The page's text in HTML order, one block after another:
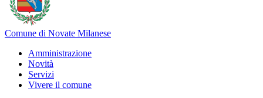
Comune di Novate Milanese
Amministrazione
Novità
Servizi
Vivere il comune